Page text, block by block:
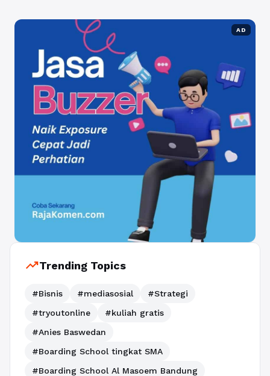
AD
trending_upTrending Topics
#Bisnis #mediasosial
#Strategi
#tryoutonline
#kuliah gratis
#Anies Baswedan
#Boarding School tingkat SMA
#Boarding School Al Masoem Bandung